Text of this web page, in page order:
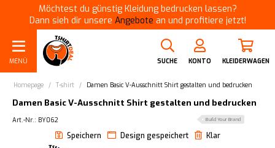
Möchtest du günstig Kleidung bedrucken lassen?
Dann sieh dir unsere Angebote an und profitiere jetzt!
MENÜ SUCHE KONTO KLEIDERWAGEN
Homepage / T-shirt / Damen Basic V-Ausschnitt Shirt gestalten und bedrucken
Damen Basic V-Ausschnitt Shirt gestalten und bedrucken
Build Your Brand
Art.-Nr.: BY062
Speichern Design gespeichert Klar